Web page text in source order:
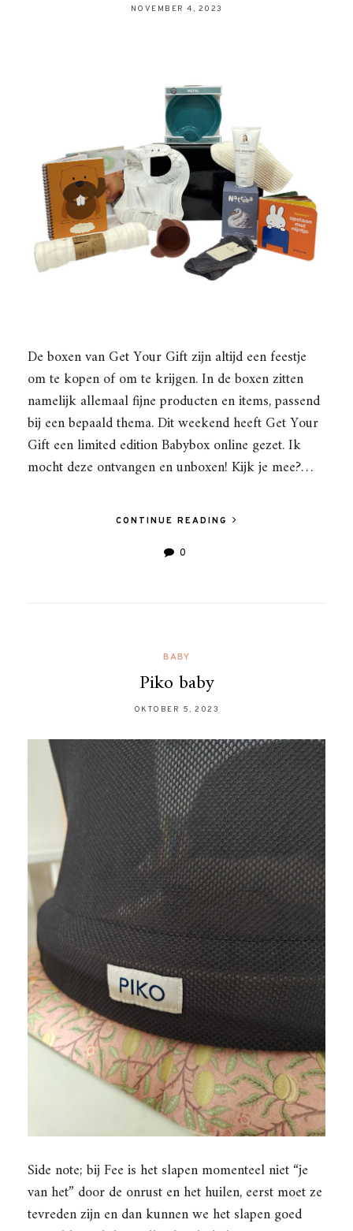
NOVEMBER 4, 2023
De boxen van Get Your Gift zijn altijd een feestje
om te kopen of om te krijgen. In de boxen zitten
namelijk allemaal fijne producten en items, passend
bij een bepaald thema. Dit weekend heeft Get Your
Gift een limited edition Babybox online gezet. Ik
mocht deze ontvangen en unboxen! Kijk je mee?…
CONTINUE READING
0
BABY
Piko baby
OKTOBER 5, 2023
Side note; bij Fee is het slapen momenteel niet “je
van het” door de onrust en het huilen, eerst moet ze
tevreden zijn en dan kunnen we het slapen goed